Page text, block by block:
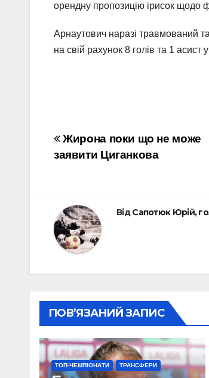
орендну пропозицію ірисок щодо
Арнаутович наразі травмований
на свій рахунок 8 голів та 1 асист
Навігація
записів
Жирона поки що не може
заявити Циганкова
ВідСапотюк Юрій,
ПОВ’ЯЗАНИЙ ЗАПИС
ТОП-ЧЕМПІОНАТИ ТРАНСФЕРИ